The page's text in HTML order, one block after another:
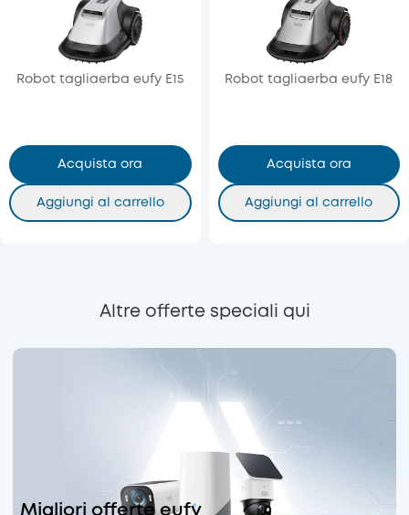
Robot tagliaerba eufy E15
Acquista ora
Aggiungi al carrello
Robot tagliaerba eufy E18
Acquista ora
Aggiungi al carrello
Altre offerte speciali qui
Migliori offerte eufy